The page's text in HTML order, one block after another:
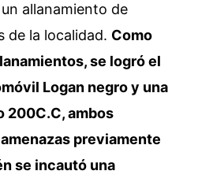
allanamiento de
de la localidad. Como
se logró el
Logan negro y una
200C.C, ambos
previamente
se incautó una